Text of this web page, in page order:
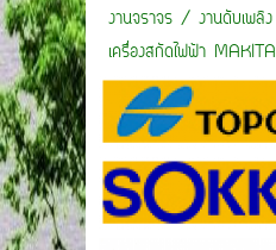
งานจราจร / งานดับเพลิง
เครื่องสกัดไฟฟ้า MAKITA